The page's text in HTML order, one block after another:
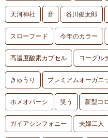
天河神社 音 谷川俊太郎
スローフード 今年のカラー
高濃度酸素カプセル ヨーグル
きゅうり プレミアムオーガニ
ホメオパーシ 笑う 新型コ
ガイアシンフォニー 夫婦二人